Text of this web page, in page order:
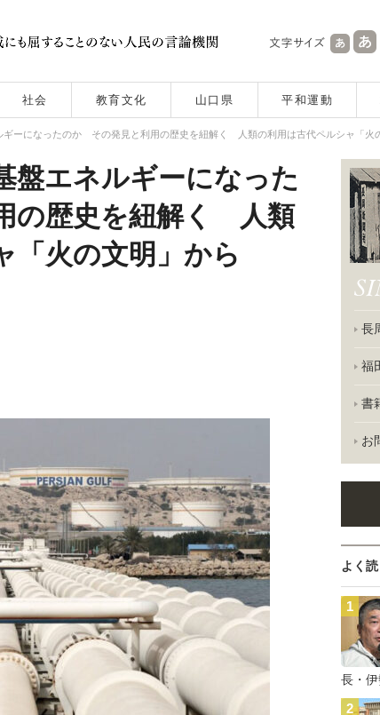
社会 教育文化 山口県 平和運動
ギーになったのか その発見と利用の歴史を紐解く 人類の利用は古代ペルシャ「火
盤エネルギーになった
の歴史を紐解く 人類
「火の文明」から
長
福
書
お
よく
長・